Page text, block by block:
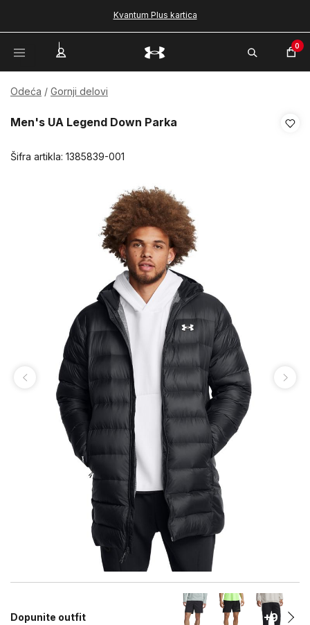
Kvantum Plus kartica
0
Odeća Gornji delovi
Men's UA Legend Down Parka
Šifra artikla: 1385839-001
Dopunite outfit +9